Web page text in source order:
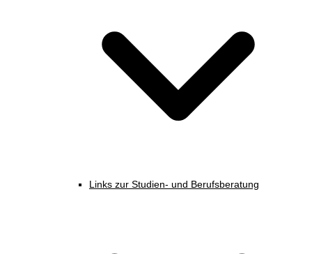
Links zur Studien- und Berufsberatung